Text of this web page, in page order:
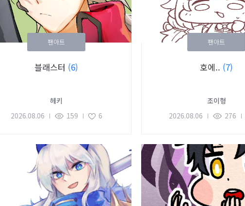
팬아트
블래스터 (6)
헤키
2026.08.06
159 6
팬아트
호에.. (7)
조이형
2026.08.06
276